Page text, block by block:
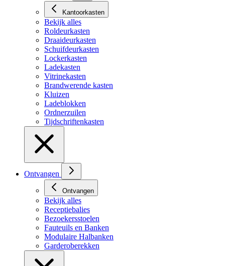
Kantoorkasten
Bekijk alles
Roldeurkasten
Draaideurkasten
Schuifdeurkasten
Lockerkasten
Ladekasten
Vitrinekasten
Brandwerende kasten
Kluizen
Ladeblokken
Ordnerzuilen
Tijdschriftenkasten
Ontvangen
Ontvangen
Bekijk alles
Receptiebalies
Bezoekersstoelen
Fauteuils en Banken
Modulaire Halbanken
Garderoberekken